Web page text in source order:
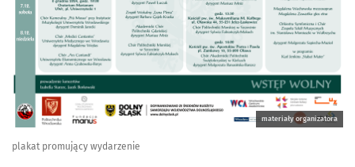
materiały organizatora
plakat promujący wydarzenie